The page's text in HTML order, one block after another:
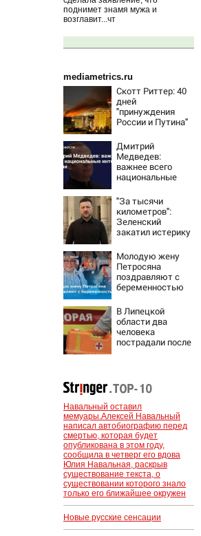
поднимет знамя мужа и
возглавит...чт
mediametrics.ru
Скотт Риттер: 40
дней
"принуждения
России и Путина"
крах режима
Зеленского
Дмитрий
Медведев:
важнее всего
национальные
"За тысячи
километров":
Зеленский
закатил истерику
ночного удара
Молодую жену
Петросяна
поздравляют с
беременностью
В Липецкой
области два
человека
пострадали после
Навальный оставил
мемуары.Алексей Навальный
написал автобиографию перед
смертью, которая будет
опубликована в этом году,
сообщила в четверг его вдова
Юлия Навальная, раскрыв
существование текста, о
существовании которого знало
только его ближайшее окружен
Новые русские сенсации